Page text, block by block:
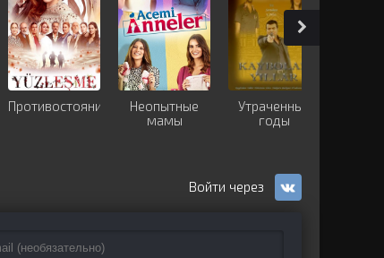
Противостояние
Неопытные
мамы
Утраченные
годы